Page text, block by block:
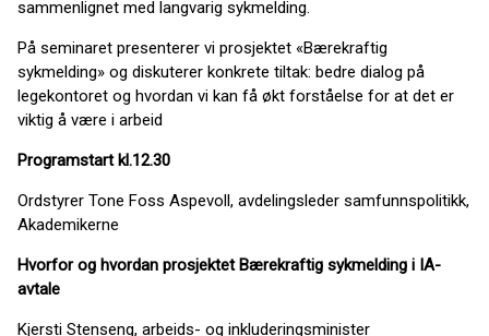
sammenlignet med langvarig sykmelding.
På seminaret presenterer vi prosjektet «Bærekraftig
sykmelding» og diskuterer konkrete tiltak: bedre dialog på
legekontoret og hvordan vi kan få økt forståelse for at det er
viktig å være i arbeid
Programstart kl.12.30
Ordstyrer Tone Foss Aspevoll, avdelingsleder samfunnspolitikk,
Akademikerne
Hvorfor og hvordan prosjektet Bærekraftig sykmelding i IA-
avtale
Kjersti Stenseng, arbeids- og inkluderingsminister